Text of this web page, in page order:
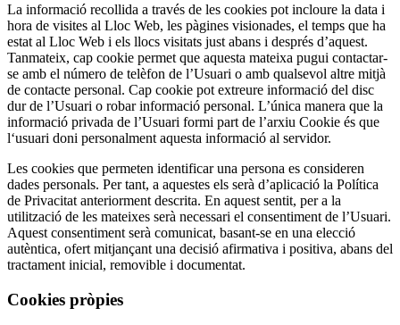
La informació recollida a través de les cookies pot incloure la data i
hora de visites al Lloc Web, les pàgines visionades, el temps que ha
estat al Lloc Web i els llocs visitats just abans i després d’aquest.
Tanmateix, cap cookie permet que aquesta mateixa pugui contactar-
se amb el número de telèfon de l’Usuari o amb qualsevol altre mitjà
de contacte personal. Cap cookie pot extreure informació del disc
dur de l’Usuari o robar informació personal. L’única manera que la
informació privada de l’Usuari formi part de l’arxiu Cookie és que
l‘usuari doni personalment aquesta informació al servidor.
Les cookies que permeten identificar una persona es consideren
dades personals. Per tant, a aquestes els serà d’aplicació la Política
de Privacitat anteriorment descrita. En aquest sentit, per a la
utilització de les mateixes serà necessari el consentiment de l’Usuari.
Aquest consentiment serà comunicat, basant-se en una elecció
autèntica, ofert mitjançant una decisió afirmativa i positiva, abans del
tractament inicial, removible i documentat.
Cookies pròpies